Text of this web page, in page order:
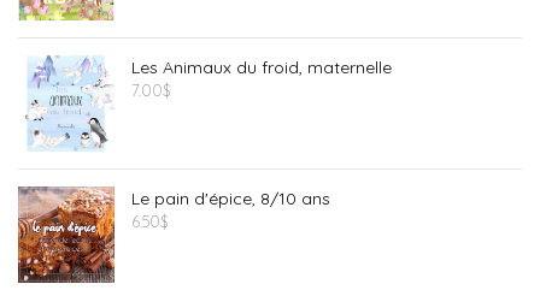
Les Animaux du froid, maternelle
7.00$
Le pain d'épice, 8/10 ans
6.50$